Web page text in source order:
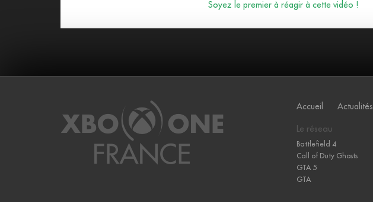
Soyez le premier à réagir à cette vidéo !
Accueil Actualités
Le réseau
Battlefield 4
Call of Duty Ghosts
GTA 5
GTA